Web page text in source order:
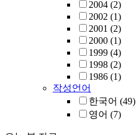
2004 (2)
2002 (1)
2001 (2)
2000 (1)
1999 (4)
1998 (2)
1986 (1)
작성언어
한국어 (49)
영어 (7)